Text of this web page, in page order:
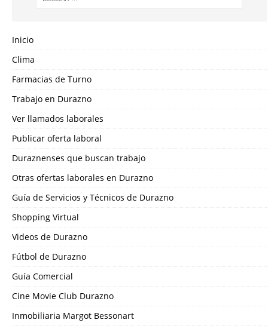
Inicio
Clima
Farmacias de Turno
Trabajo en Durazno
Ver llamados laborales
Publicar oferta laboral
Duraznenses que buscan trabajo
Otras ofertas laborales en Durazno
Guía de Servicios y Técnicos de Durazno
Shopping Virtual
Videos de Durazno
Fútbol de Durazno
Guía Comercial
Cine Movie Club Durazno
Inmobiliaria Margot Bessonart